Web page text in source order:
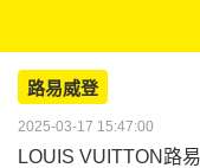
路易威登
2025-03-17 15:47:00
LOUIS VUITTON路